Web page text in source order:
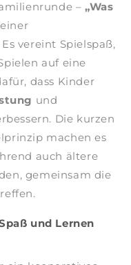
–„Was
vereint Spielspaß,
auf eine
dass Kinder
und
Die kurzen
machen es
auch ältere
gemeinsam die
und Lernen